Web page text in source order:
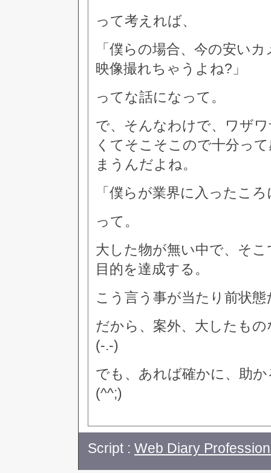
って考えれば、
「僕らの場合、今の安い
映像撮れちゃうよね?」
ってな話になって。
で、そんなわけで、ワザ
くてそこそこので十分っ
まうんだよね。
「僕らが業界に入ったこ
って。
大した物が無い中で、そ
目的を達成する。
こう言う事が当たり前状
だから、案外、大したも
(-.-)
でも、あれば確かに、助
(^^;)
Script : Web Diary